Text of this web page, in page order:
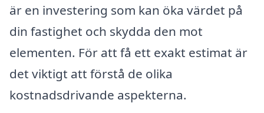
är en investering som kan öka värdet på
din fastighet och skydda den mot
elementen. För att få ett exakt estimat är
det viktigt att förstå de olika
kostnadsdrivande aspekterna.